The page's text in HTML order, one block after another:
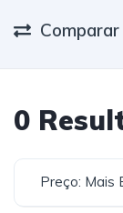
Comparar
0
Preço: Mais